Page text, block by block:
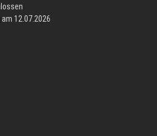
12.07.2026